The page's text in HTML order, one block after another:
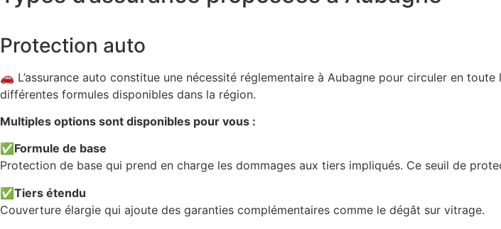
Protection auto
🚗 L’assurance auto constitue une nécessité réglementaire à Aubagne pour circuler en
différentes formules disponibles dans la région.
Multiples options sont disponibles pour vous :
✅ Formule de base
Protection de base qui prend en charge les dommages aux tiers impliqués. Ce seuil de
✅Tiers étendu
Couverture élargie qui ajoute des garanties complémentaires comme le dégât sur vitrage.